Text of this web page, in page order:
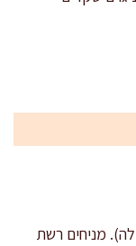
רגילה). מניחים רשת